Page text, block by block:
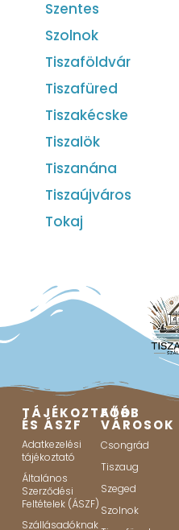
Szentes
Szolnok
Tiszaföldvár
Tiszafüred
Tiszakécske
Tiszalök
Tiszanána
Tiszaújváros
Tokaj
TÁJÉKOZTATÓ
ÉS ÁSZF
Adatkezelési
tájékoztató
Általános
Szerződési
Feltételek (ÁSZF)
Szállásadóknak
FŐBB
VÁROSOK
Csongrád
Tiszaug
Szeged
Szolnok